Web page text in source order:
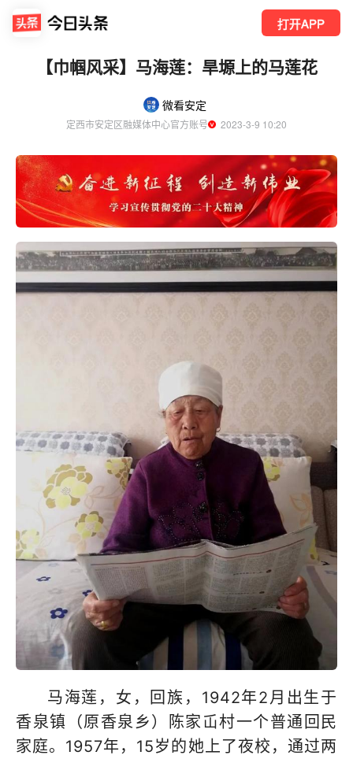
打开APP
【巾帼风采】马海莲：旱塬上的马莲花
微看安定
定西市安定区融媒体中心官方账号
  2023-3-9 10:20
马海莲，女，回族，1942年2月出生于
香泉镇（原香泉乡）陈家屲村一个普通回民
家庭。1957年，15岁的她上了夜校，通过两